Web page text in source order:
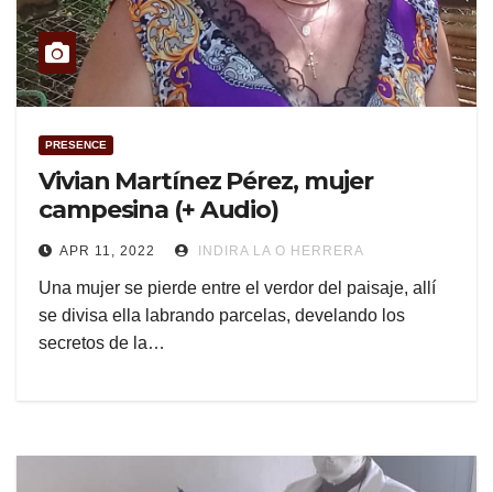
PRESENCE
Vivian Martínez Pérez, mujer
campesina (+ Audio)
APR 11, 2022 INDIRA LA O HERRERA
Una mujer se pierde entre el verdor del paisaje, allí
se divisa ella labrando parcelas, develando los
secretos de la…